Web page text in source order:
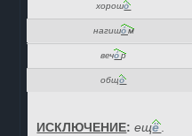
хорошо́
нагишо́м
вечо́р
общо́
ИСКЛЮЧЕНИЕ: ещё